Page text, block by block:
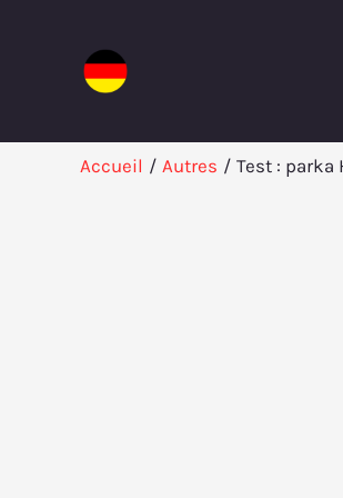
Accueil Autres Test : parka